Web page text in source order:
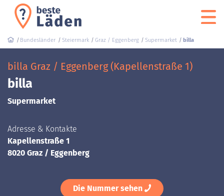
Bundesländer Steiermark Graz / Eggenberg Supermarket billa
billa Graz / Eggenberg (Kapellenstraße 1)
billa
Supermarket
Adresse & Kontakte
Kapellenstraße 1
8020 Graz / Eggenberg
Die Nummer sehen